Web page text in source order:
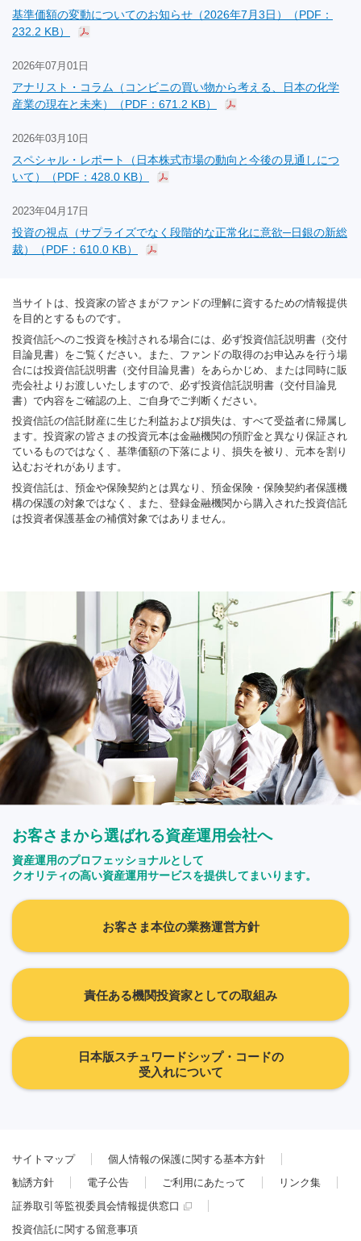
基準価額の変動についてのお知らせ（2026年7月3日）（PDF：
232.2 KB）
2026年07月01日
アナリスト・コラム（コンビニの買い物から考える、日本の化学
産業の現在と未来）（PDF：671.2 KB）
2026年03月10日
スペシャル・レポート（日本株式市場の動向と今後の見通しにつ
いて）（PDF：428.0 KB）
2023年04月17日
投資の視点（サプライズでなく段階的な正常化に意欲─日銀の新総
裁）（PDF：610.0 KB）
当サイトは、投資家の皆さまがファンドの理解に資するための情報提供
を目的とするものです。
投資信託へのご投資を検討される場合には、必ず投資信託説明書（交付
目論見書）をご覧ください。また、ファンドの取得のお申込みを行う場
合には投資信託説明書（交付目論見書）をあらかじめ、または同時に販
売会社よりお渡しいたしますので、必ず投資信託説明書（交付目論見
書）で内容をご確認の上、ご自身でご判断ください。
投資信託の信託財産に生じた利益および損失は、すべて受益者に帰属し
ます。投資家の皆さまの投資元本は金融機関の預貯金と異なり保証され
ているものではなく、基準価額の下落により、損失を被り、元本を割り
込むおそれがあります。
投資信託は、預金や保険契約とは異なり、預金保険・保険契約者保護機
構の保護の対象ではなく、また、登録金融機関から購入された投資信託
は投資者保護基金の補償対象ではありません。
お客さまから選ばれる資産運用会社へ
資産運用のプロフェッショナルとして
クオリティの高い資産運用サービスを提供してまいります。
お客さま本位の業務運営方針
責任ある機関投資家としての取組み
日本版スチュワードシップ・コードの
受入れについて
サイトマップ
個人情報の保護に関する基本方針
勧誘方針
電子公告 ご利用にあたって
リンク集
証券取引等監視委員会情報提供窓口
投資信託に関する留意事項